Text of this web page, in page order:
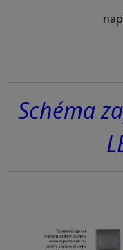
Schéma